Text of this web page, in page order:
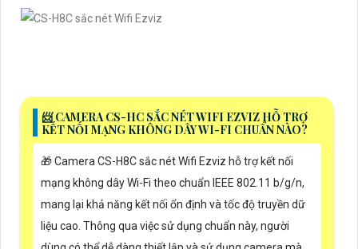
📨 CAMERA CS-HC SẮC NÉT WIFI EZVIZ HỖ TRỢ
KẾT NỐI MẠNG KHÔNG DÂY WI-FI CHUẨN NÀO?
🎁 Camera CS-H8C sắc nét Wifi Ezviz hỗ trợ kết nối
mạng không dây Wi-Fi theo chuẩn IEEE 802.11 b/g/n,
mang lại khả năng kết nối ổn định và tốc độ truyền dữ
liệu cao. Thông qua việc sử dụng chuẩn này, người